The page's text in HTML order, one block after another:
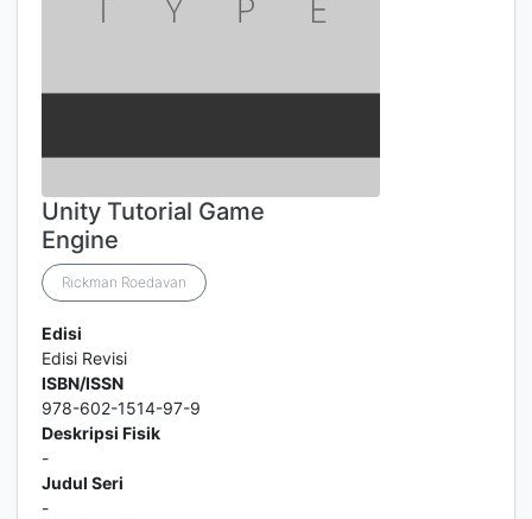
Unity Tutorial Game
Engine
Rickman Roedavan
Edisi
Edisi Revisi
ISBN/ISSN
978-602-1514-97-9
Deskripsi Fisik
-
Judul Seri
-